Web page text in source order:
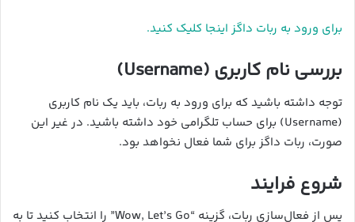
برای ورود به ربات داگز اینجا کلیک کنید.
بررسی نام کاربری (Username)
توجه داشته باشید که برای ورود به ربات، باید یک نام کاربری
(Username) برای حساب تلگرامی خود داشته باشید. در غیر این
صورت، ربات داگز برای شما فعال نخواهد بود.
شروع فرایند
پس از فعال‌سازی ربات، گزینه “Wow, Let’s Go” را انتخاب کنید تا به